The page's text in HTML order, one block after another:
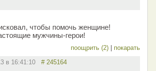
чтобы помочь женщине!
мужчины-герои!
поощрить (2)
покарать
в 16:41:10 # 245164